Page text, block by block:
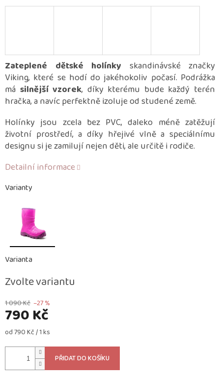
1 090 Kč –27 %
790 Kč
Měrná
od 790 Kč / 1 ks
Zvolte variantu
Varianty
Varianta
PŘIDAT DO KOŠÍKU
Zateplené dětské holínky skandinávské značky
Viking, které se hodí do jakéhokoliv počasí. Podrážka
má silnější vzorek, díky kterému bude každý terén
hračka, a navíc perfektně izoluje od studené země.
Holínky jsou zcela bez PVC, daleko méně zatěžují
životní prostředí, a díky hřejivé vlně a speciálnímu
designu si je zamilují nejen děti, ale určitě i rodiče.
Detailní informace